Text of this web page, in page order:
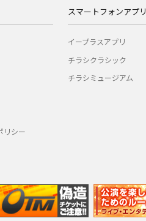
リシー
スマートフォンアプリ
イープラスアプリ
チラシクラシック
チラシミュージアム